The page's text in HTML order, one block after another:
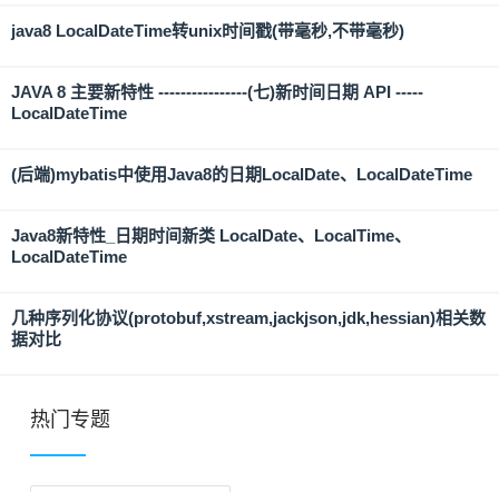
java8 LocalDateTime转unix时间戳(带毫秒,不带毫秒)
JAVA 8 主要新特性 ----------------(七)新时间日期 API -----
LocalDateTime
(后端)mybatis中使用Java8的日期LocalDate、LocalDateTime
Java8新特性_日期时间新类 LocalDate、LocalTime、
LocalDateTime
几种序列化协议(protobuf,xstream,jackjson,jdk,hessian)相关数
据对比
热门专题